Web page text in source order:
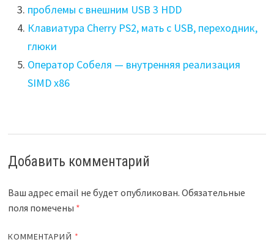
проблемы с внешним USB 3 HDD
Клавиатура Cherry PS2, мать c USB, переходник,
глюки
Оператор Собеля — внутренняя реализация
SIMD x86
Добавить комментарий
Ваш адрес email не будет опубликован. Обязательные
поля помечены *
КОММЕНТАРИЙ *